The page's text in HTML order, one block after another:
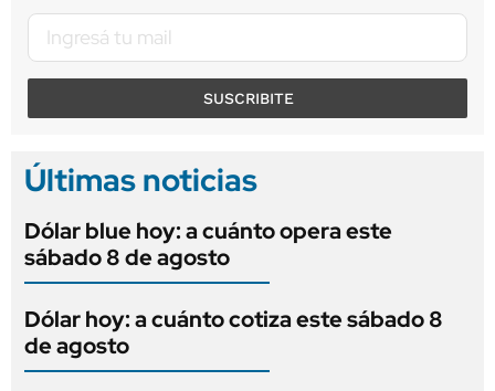
SUSCRIBITE
Últimas noticias
Dólar blue hoy: a cuánto opera este
sábado 8 de agosto
Dólar hoy: a cuánto cotiza este sábado 8
de agosto